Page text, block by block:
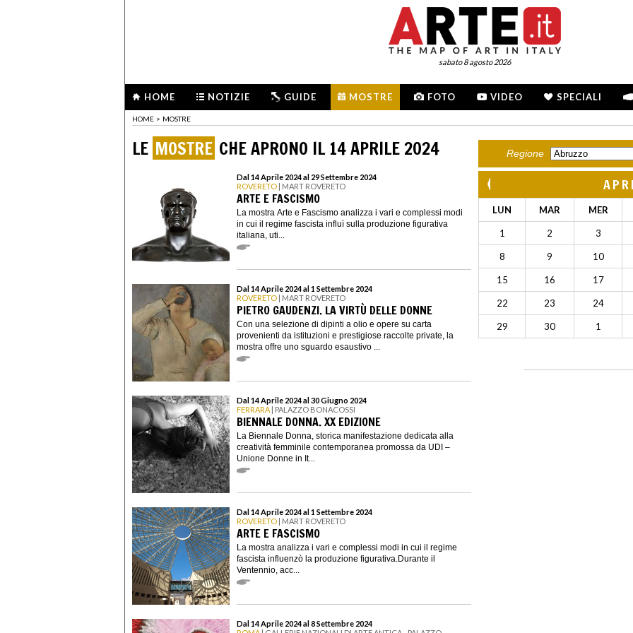
sabato 8 agosto 2026
HOME NOTIZIE GUIDE MOSTRE FOTO VIDEO SPECIALI
HOME > MOSTRE
LE MOSTRE CHE APRONO IL 14 APRILE 2024
Dal 14 Aprile 2024 al 29 Settembre 2024
ROVERETO | MART ROVERETO
ARTE E FASCISMO
La mostra Arte e Fascismo analizza i vari e complessi modi
in cui il regime fascista influì sulla produzione figurativa
italiana, uti...
Dal 14 Aprile 2024 al 1 Settembre 2024
ROVERETO | MART ROVERETO
PIETRO GAUDENZI. LA VIRTÙ DELLE DONNE
Con una selezione di dipinti a olio e opere su carta
provenienti da istituzioni e prestigiose raccolte private, la
mostra offre uno sguardo esaustivo ...
Dal 14 Aprile 2024 al 30 Giugno 2024
FERRARA | PALAZZO BONACOSSI
BIENNALE DONNA. XX EDIZIONE
La Biennale Donna, storica manifestazione dedicata alla
creatività femminile contemporanea promossa da UDI –
Unione Donne in It...
Dal 14 Aprile 2024 al 1 Settembre 2024
ROVERETO | MART ROVERETO
ARTE E FASCISMO
La mostra analizza i vari e complessi modi in cui il regime
fascista influenzò la produzione figurativa.Durante il
Ventennio, acc...
Dal 14 Aprile 2024 al 8 Settembre 2024
Regione
LUN MAR MER
1 2 3
8 9 10
15 16 17
22 23 24
29 30 1